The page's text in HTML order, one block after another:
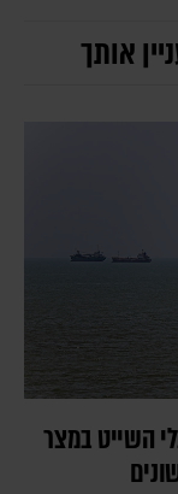
אותך
השייט במצר